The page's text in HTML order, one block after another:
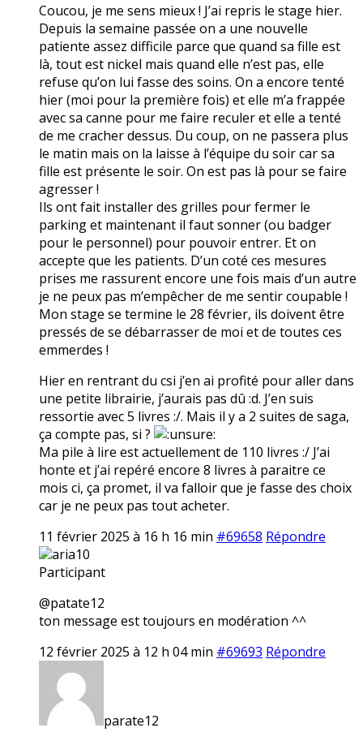
Coucou, je me sens mieux ! J’ai repris le stage hier.
Depuis la semaine passée on a une nouvelle
patiente assez difficile parce que quand sa fille est
là, tout est nickel mais quand elle n’est pas, elle
refuse qu’on lui fasse des soins. On a encore tenté
hier (moi pour la première fois) et elle m’a frappée
avec sa canne pour me faire reculer et elle a tenté
de me cracher dessus. Du coup, on ne passera plus
le matin mais on la laisse à l’équipe du soir car sa
fille est présente le soir. On est pas là pour se faire
agresser !
Ils ont fait installer des grilles pour fermer le
parking et maintenant il faut sonner (ou badger
pour le personnel) pour pouvoir entrer. Et on
accepte que les patients. D’un coté ces mesures
prises me rassurent encore une fois mais d’un autre
je ne peux pas m’empêcher de me sentir coupable !
Mon stage se termine le 28 février, ils doivent être
pressés de se débarrasser de moi et de toutes ces
emmerdes !
Hier en rentrant du csi j’en ai profité pour aller dans
une petite librairie, j’aurais pas dû :d. J’en suis
ressortie avec 5 livres :/. Mais il y a 2 suites de saga,
ça compte pas, si ?
Ma pile à lire est actuellement de 110 livres :/ J’ai
honte et j’ai repéré encore 8 livres à paraitre ce
mois ci, ça promet, il va falloir que je fasse des choix
car je ne peux pas tout acheter.
11 février 2025 à 16 h 16 min #69658 Répondre
aria10
Participant
@patate12
ton message est toujours en modération ^^
12 février 2025 à 12 h 04 min #69693 Répondre
parate12